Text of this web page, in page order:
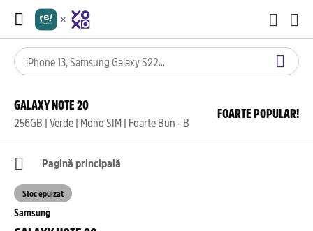
GALAXY NOTE 20
256GB | Verde | Mono SIM | Foarte Bun - B
FOARTE POPULAR!
Pagină principală
Samsung
Stoc epuizat